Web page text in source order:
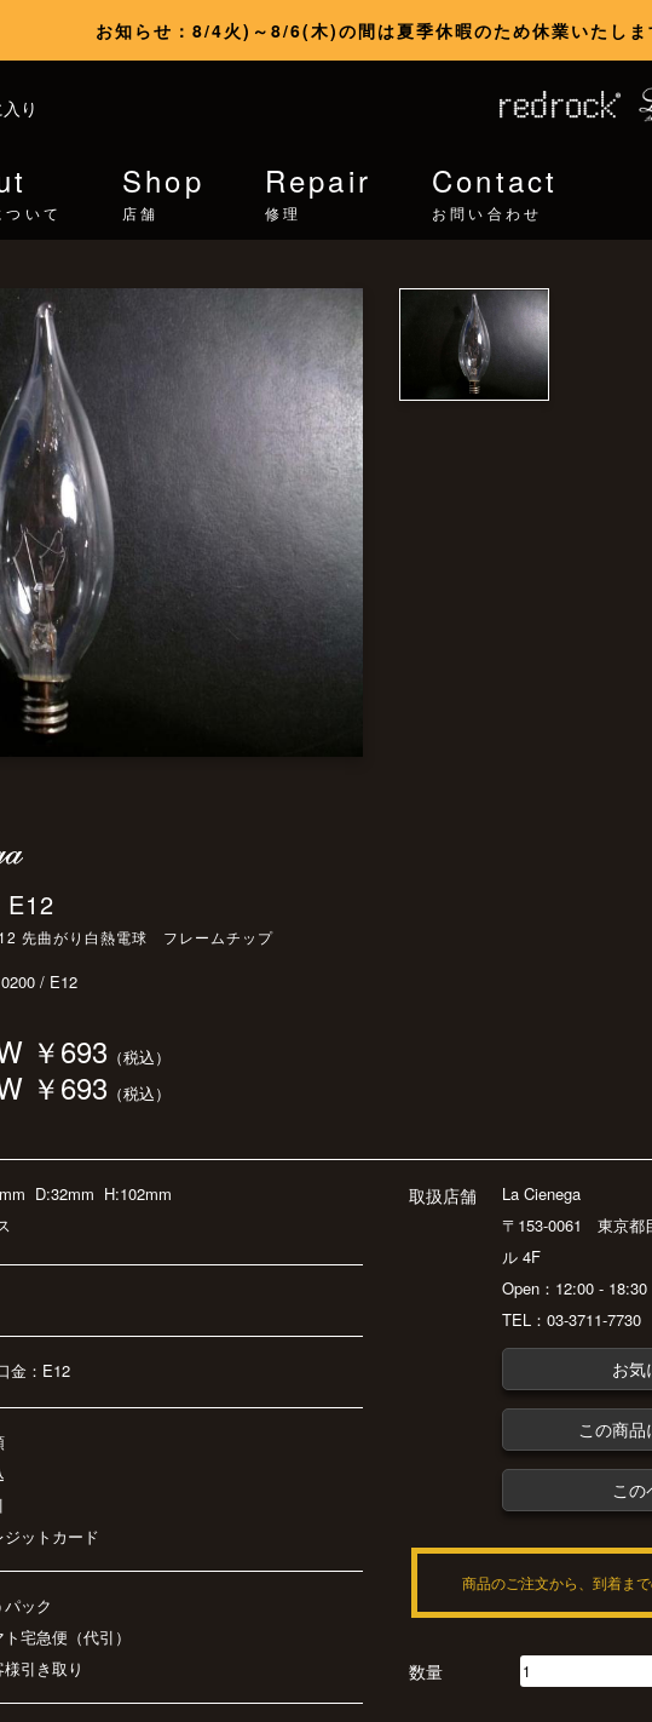
お知らせ：8/4火)～8/6(木)の間は夏季休暇のため休業いたしま
り
いて
Shop
店舗
Repair
修理
Contact
お問い合わせ
先曲がり白熱電球 フレームチップ
/ E12
￥693 （税込）
￥693 （税込）
D:32mm H:102mm
金：E12
ジットカード
ック
宅急便（代引）
引き取り
取扱店舗
La Cienega
〒153-0061 東京都
ル 4F
Open：12:00 -
TEL：03-3711-
お気
この商
この
商品のご注文から、到着ま
数量